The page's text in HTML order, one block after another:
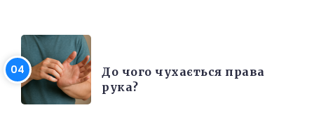
До чого чухається права
рука?